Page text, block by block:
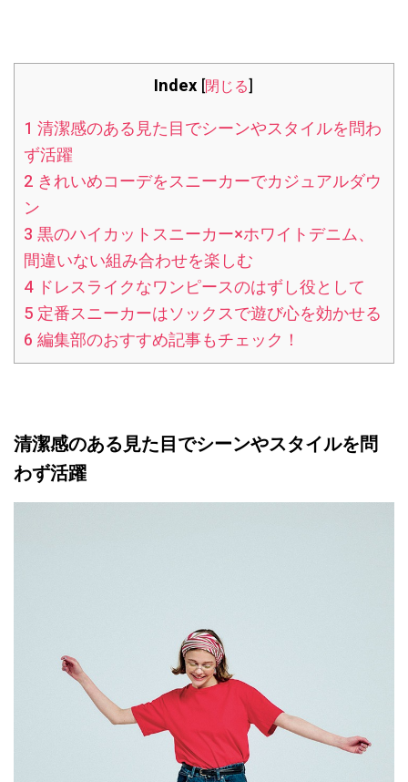
Index [閉じる]
1 清潔感のある見た目でシーンやスタイルを問わ
ず活躍
2きれいめコーデをスニーカーでカジュアルダウ
ン
3 黒のハイカットスニーカー×ホワイトデニム、
間違いない組み合わせを楽しむ
4ドレスライクなワンピースのはずし役として
5定番スニーカーはソックスで遊び心を効かせる
6 編集部のおすすめ記事もチェック！
清潔感のある見た目でシーンやスタイルを問
わず活躍